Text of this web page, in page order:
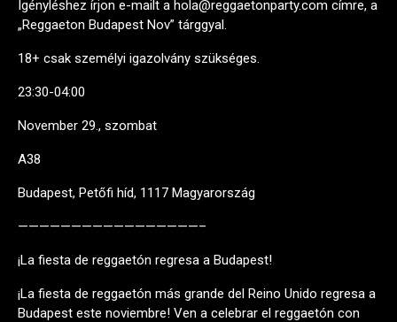
Igényléshez írjon e-mailt a hola@reggaetonparty.com címre, a
„Reggaeton Budapest Nov” tárggyal.
18+ csak személyi igazolvány szükséges.
23:30-04:00
November 29., szombat
A38
Budapest, Petőfi híd, 1117 Magyarország
—————————————————–
¡La fiesta de reggaetón regresa a Budapest!
¡La fiesta de reggaetón más grande del Reino Unido regresa a
Budapest este noviembre! Ven a celebrar el reggaetón con